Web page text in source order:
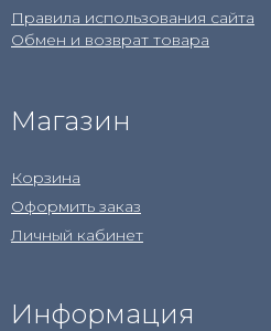
Правила использования сайта
Обмен и возврат товара
Магазин
Корзина
Оформить заказ
Личный кабинет
Информация